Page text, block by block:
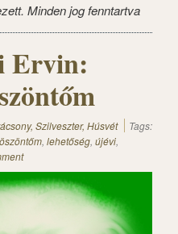
Minden jog fenntartva
Ervin:
Szilveszter, Húsvét
Tags:
, lehetőség, újévi,